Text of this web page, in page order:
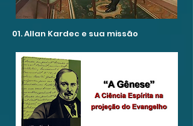
01. Allan Kardec e sua missão